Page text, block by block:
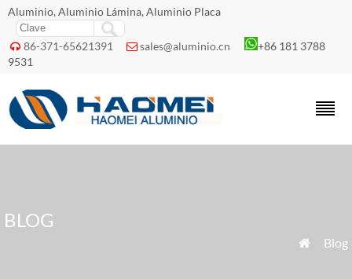
Aluminio, Aluminio Lámina, Aluminio Placa
 86-371-65621391  sales@aluminio.cn
+86 181 3788
9531
BLOG
 Blog